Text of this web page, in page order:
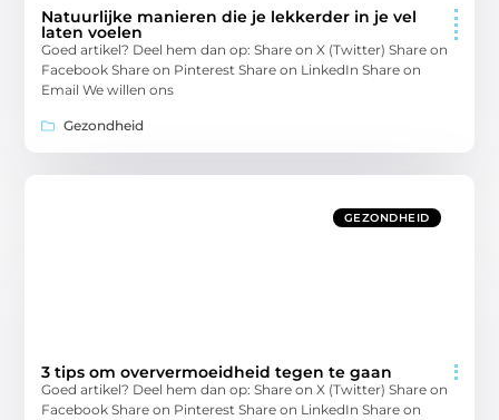
Natuurlijke manieren die je lekkerder in je vel
laten voelen
Goed artikel? Deel hem dan op: Share on X (Twitter) Share on
Facebook Share on Pinterest Share on LinkedIn Share on
Email We willen ons
Gezondheid
GEZONDHEID
3 tips om oververmoeidheid tegen te gaan
Goed artikel? Deel hem dan op: Share on X (Twitter) Share on
Facebook Share on Pinterest Share on LinkedIn Share on